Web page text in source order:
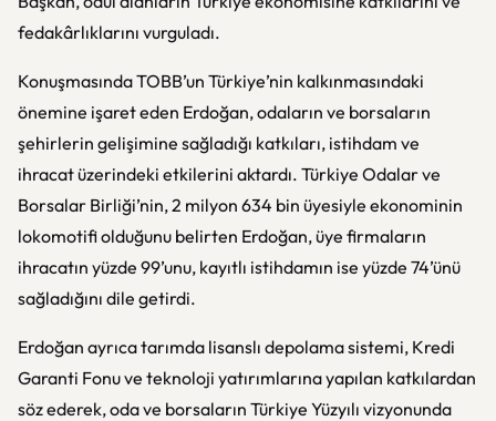
fedakârlıklarını vurguladı.
Konuşmasında TOBB’un Türkiye’nin kalkınmasındaki
önemine işaret eden Erdoğan, odaların ve borsaların
şehirlerin gelişimine sağladığı katkıları, istihdam ve
ihracat üzerindeki etkilerini aktardı. Türkiye Odalar ve
Borsalar Birliği’nin, 2 milyon 634 bin üyesiyle ekonominin
lokomotifi olduğunu belirten Erdoğan, üye firmaların
ihracatın yüzde 99’unu, kayıtlı istihdamın ise yüzde 74’ünü
sağladığını dile getirdi.
Erdoğan ayrıca tarımda lisanslı depolama sistemi, Kredi
Garanti Fonu ve teknoloji yatırımlarına yapılan katkılardan
söz ederek, oda ve borsaların Türkiye Yüzyılı vizyonunda